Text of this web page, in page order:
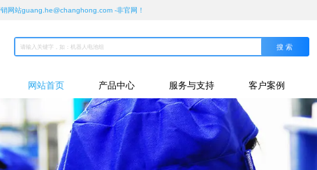
网站guang.he@changhong.com -非官网！
网站首页 产品中心 服务与支持 客户案例